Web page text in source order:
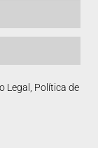
Legal, Política de